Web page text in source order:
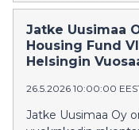
päässyt
puurakentamisen
Jatke Uusimaa
Housing Fund
Helsingin
26.5.2026 10:00:00
Jatke Uusimaa Oy